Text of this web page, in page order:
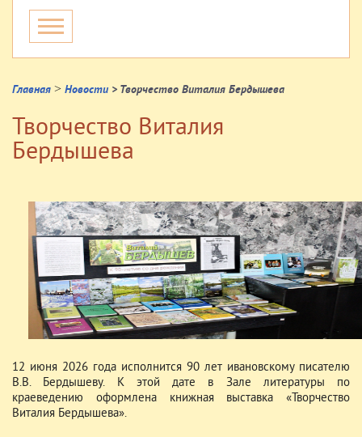
Главная > Новости > Творчество Виталия Бердышева
Творчество Виталия
Бердышева
12 июня 2026 года исполнится 90 лет ивановскому писателю
В.В. Бердышеву. К этой дате в Зале литературы по
краеведению оформлена книжная выставка «Творчество
Виталия Бердышева».